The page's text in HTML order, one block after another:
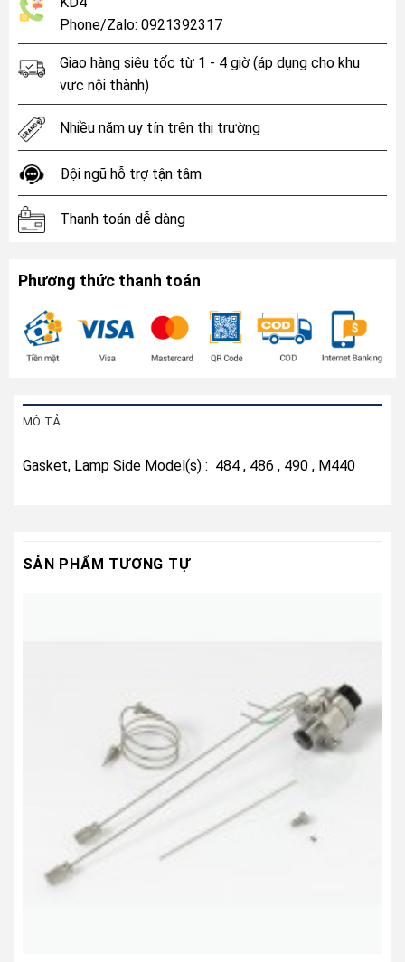
Phone/Zalo: 0921392317
Giao hàng siêu tốc từ 1 - 4 giờ (áp dụng cho khu
vực nội thành)
Nhiều năm uy tín trên thị trường
Đội ngũ hỗ trợ tận tâm
Thanh toán dễ dàng
Phương thức thanh toán
MÔ TẢ
Gasket, Lamp Side Model(s) : 484 , 486 , 490 , M440
SẢN PHẨM TƯƠNG TỰ